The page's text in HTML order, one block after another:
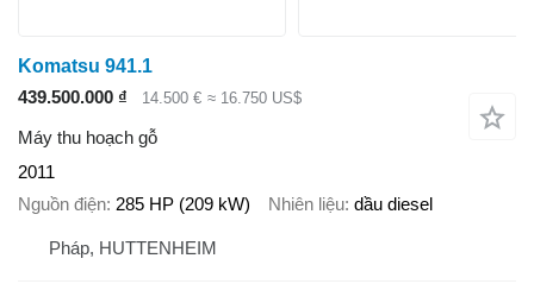
Komatsu 941.1
439.500.000 ₫
14.500 € ≈ 16.750 US$
Máy thu hoạch gỗ
2011
Nguồn điện 285 HP (209 kW) Nhiên liệu dầu diesel
Pháp, HUTTENHEIM